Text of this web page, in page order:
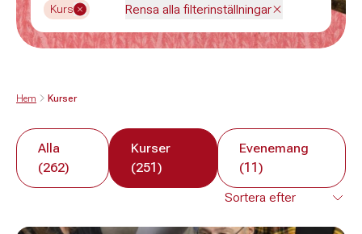
Kurs Rensa alla filterinställningar
Hem Kurser
Alla
(262)
Kurser
(251)
Evenemang
(11)